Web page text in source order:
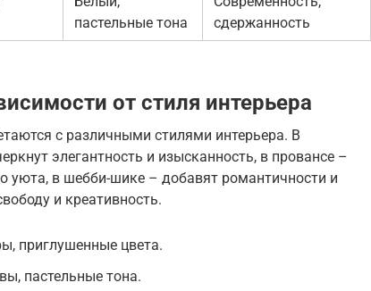
пастельные тона
сдержанность
от стиля интерьера
с различными стилями интерьера. В
элегантность и изысканность, в провансе –
уюта, в шебби-шике – добавят романтичности и
и креативность.
приглушенные цвета.
пастельные тона.